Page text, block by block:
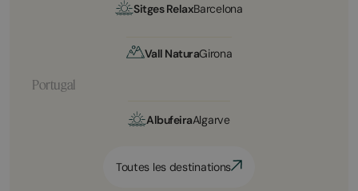
Sitges RelaxBarcelona
Vall NaturaGirona
Portugal
AlbufeiraAlgarve
Toutes les destinations